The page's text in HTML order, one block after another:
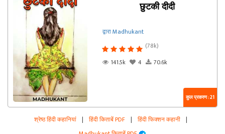
छुटकी दीदी
द्वारा Madhukant
(78k)
141.5k
4 70.6k
कुल प्रकरण : 21
श्रेष्ठ हिंदी कहानियां | हिंदी किताबें PDF | हिंदी फिक्शन कहानी |